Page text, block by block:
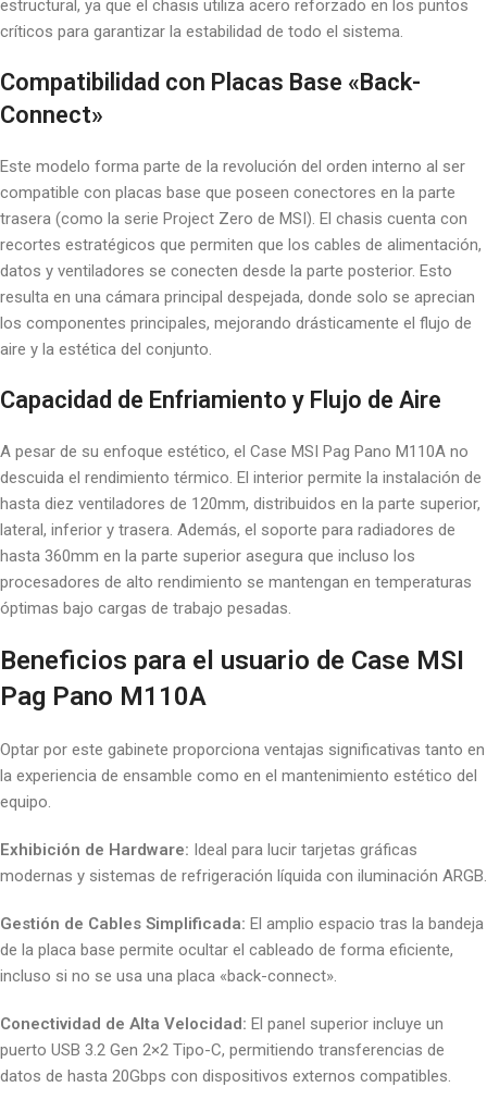
estructural, ya que el chasis utiliza acero reforzado en los puntos
críticos para garantizar la estabilidad de todo el sistema.
Compatibilidad con Placas Base «Back-
Connect»
Este modelo forma parte de la revolución del orden interno al ser
compatible con placas base que poseen conectores en la parte
trasera (como la serie Project Zero de MSI). El chasis cuenta con
recortes estratégicos que permiten que los cables de alimentación,
datos y ventiladores se conecten desde la parte posterior. Esto
resulta en una cámara principal despejada, donde solo se aprecian
los componentes principales, mejorando drásticamente el flujo de
aire y la estética del conjunto.
Capacidad de Enfriamiento y Flujo de Aire
A pesar de su enfoque estético, el Case MSI Pag Pano M110A no
descuida el rendimiento térmico. El interior permite la instalación de
hasta diez ventiladores de 120mm, distribuidos en la parte superior,
lateral, inferior y trasera. Además, el soporte para radiadores de
hasta 360mm en la parte superior asegura que incluso los
procesadores de alto rendimiento se mantengan en temperaturas
óptimas bajo cargas de trabajo pesadas.
Beneficios para el usuario de Case MSI
Pag Pano M110A
Optar por este gabinete proporciona ventajas significativas tanto en
la experiencia de ensamble como en el mantenimiento estético del
equipo.
Exhibición de Hardware: Ideal para lucir tarjetas gráficas
modernas y sistemas de refrigeración líquida con iluminación ARGB.
Gestión de Cables Simplificada: El amplio espacio tras la bandeja
de la placa base permite ocultar el cableado de forma eficiente,
incluso si no se usa una placa «back-connect».
Conectividad de Alta Velocidad: El panel superior incluye un
puerto USB 3.2 Gen 2×2 Tipo-C, permitiendo transferencias de
datos de hasta 20Gbps con dispositivos externos compatibles.